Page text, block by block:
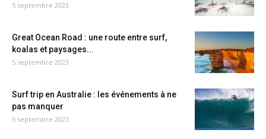
5 septembre 2023
Great Ocean Road : une route entre surf,
koalas et paysages...
5 septembre 2023
Surf trip en Australie : les événements à ne
pas manquer
5 septembre 2023